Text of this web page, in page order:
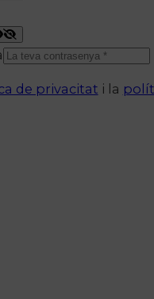
de privacitat i la